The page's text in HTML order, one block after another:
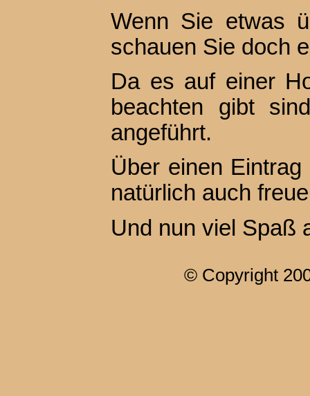
Wenn Sie etwas
schauen Sie doch
Da es auf einer
beachten gibt
angeführt.
Über einen
natürlich auch
Und nun viel Spaß
© Copyright